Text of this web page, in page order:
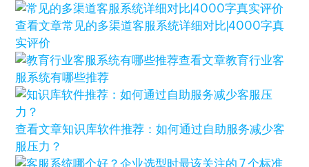
查看文章常见的多渠道客服系统详细对比|4000字真
实评价
查看文章教育行业客
服系统有哪些推荐
查看文章知识库软件推荐：如何通过自助服务减少客
服压力？